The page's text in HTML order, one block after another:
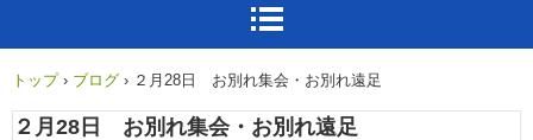
トップ › ブログ › ２月28日 お別れ集会・お別れ遠足
２月28日 お別れ集会・お別れ遠足